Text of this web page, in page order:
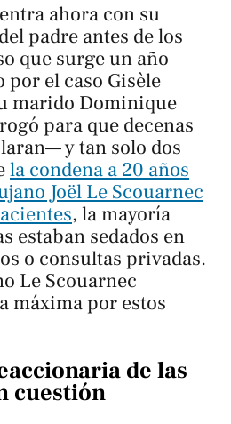
ahora con su
padre antes de los
que surge un año
por el caso Gisèle
marido Dominique
para que decenas
y tan solo dos
la condena a 20 años
Joël Le Scouarnec
, la mayoría
estaban sedados en
o consultas privadas.
Le Scouarnec
máxima por estos
de las
cuestión